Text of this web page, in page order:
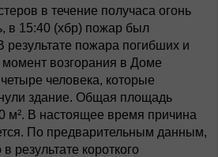
в течение получаса огонь
в 15:40 (хбр) пожар был
результате пожара погибших и
момент возгорания в Доме
человека, которые
здание. Общая площадь
м². В настоящее время причина
По предварительным данным,
результате короткого